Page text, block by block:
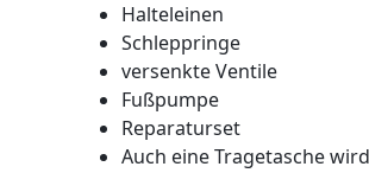
Halteleinen
Schleppringe
versenkte Ventile
Fußpumpe
Reparaturset
Auch eine Tragetasche